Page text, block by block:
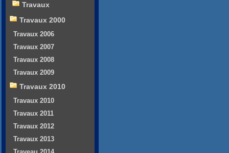
Travaux
Travaux 2000
Travaux 2006
Travaux 2007
Travaux 2008
Travaux 2009
Travaux 2010
Travaux 2010
Travaux 2011
Travaux 2012
Travaux 2013